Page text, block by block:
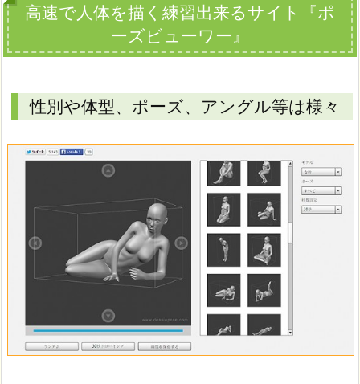
高速で人体を描く練習出来るサイト『ポ
ーズビューワー』
性別や体型、ポーズ、アングル等は様々